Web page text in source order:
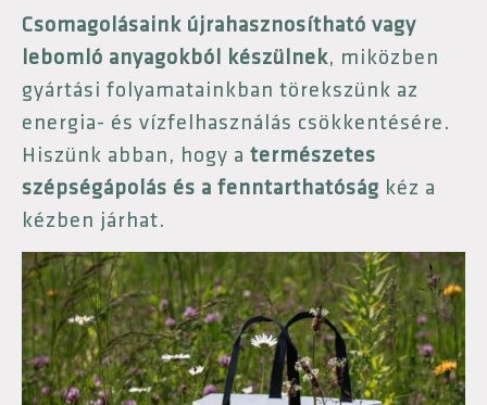
Csomagolásaink újrahasznosítható vagy
lebomló anyagokból készülnek, miközben
gyártási folyamatainkban törekszünk az
energia- és vízfelhasználás csökkentésére.
Hiszünk abban, hogy a természetes
szépségápolás és a fenntarthatóság kéz a
kézben járhat.